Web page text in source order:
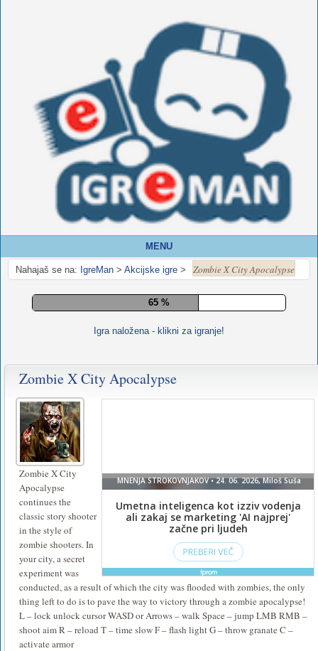
MENU
Nahajaš se na: IgreMan > Akcijske igre > Zombie X City Apocalypse
71 %
Igra naložena - klikni za igranje!
Zombie X City Apocalypse
Zombie X City
Apocalypse
continues the
classic story shooter
in the style of
zombie shooters. In
your city, a secret
experiment was
conducted, as a result of which the city was flooded with zombies, the only
thing left to do is to pave the way to victory through a zombie apocalypse!
L – lock unlock cursor WASD or Arrows – walk Space – jump LMB RMB –
shoot aim R – reload T – time slow F – flash light G – throw granate C –
activate armor